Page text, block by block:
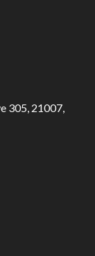
305, 21007,